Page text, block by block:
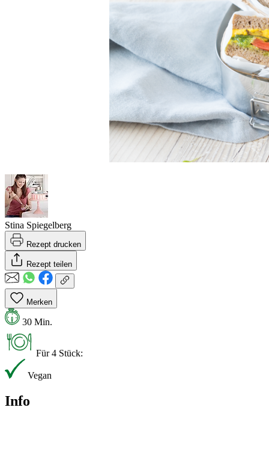
Stina Spiegelberg
Rezept drucken
Rezept teilen
Merken
30 Min.
Für 4 Stück:
Vegan
Info